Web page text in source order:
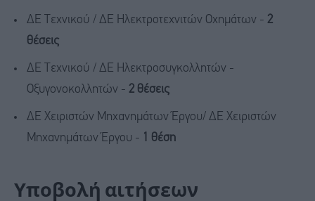
ΔΕ Τεχνικού / ΔΕ Ηλεκτροτεχνιτών Οχημάτων - 2
θέσεις
ΔΕ Τεχνικού / ΔΕ Ηλεκτροσυγκολλητών -
Οξυγονοκολλητών - 2 θέσεις
ΔΕ Χειριστών Μηχανημάτων Έργου/ ΔΕ Χειριστών
Μηχανημάτων Έργου - 1 θέση
Υποβολή αιτήσεων